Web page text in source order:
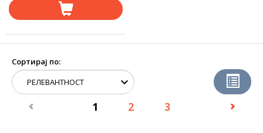
Сортирај по:
1 2 3